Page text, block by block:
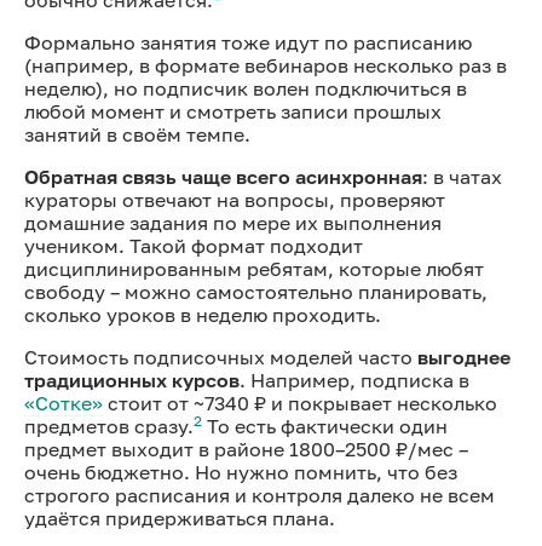
Формально занятия тоже идут по расписанию
(например, в формате вебинаров несколько раз в
неделю), но подписчик волен подключиться в
любой момент и смотреть записи прошлых
занятий в своём темпе.
Обратная связь чаще всего асинхронная: в чатах
кураторы отвечают на вопросы, проверяют
домашние задания по мере их выполнения
учеником. Такой формат подходит
дисциплинированным ребятам, которые любят
свободу – можно самостоятельно планировать,
сколько уроков в неделю проходить.
Стоимость подписочных моделей часто выгоднее
традиционных курсов. Например, подписка в
«Сотке» стоит от ~7340 ₽ и покрывает несколько
предметов сразу.2 То есть фактически один
предмет выходит в районе 1800–2500 ₽/мес –
очень бюджетно. Но нужно помнить, что без
строгого расписания и контроля далеко не всем
удаётся придерживаться плана.